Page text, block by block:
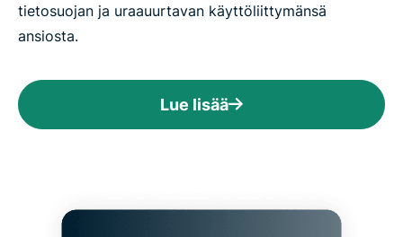
tietosuojan ja uraauurtavan käyttöliittymänsä
ansiosta.
Lue lisää